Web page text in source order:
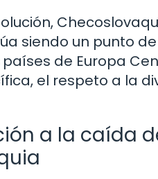
siendo un punto
de Europa
el respeto a la
a la caída